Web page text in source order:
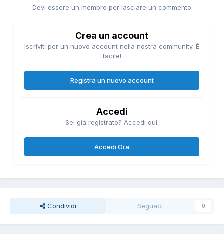
Devi essere un membro per lasciare un commento
Crea un account
Iscriviti per un nuovo account nella nostra community. È
facile!
Registra un nuovo account
Accedi
Sei già registrato? Accedi qui.
Accedi Ora
Condividi Seguaci 0